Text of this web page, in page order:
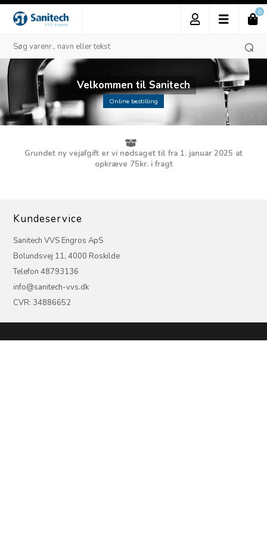
0
Velkommen til Sanitech
Online bestilling
Grundet ny vejafgift er vi nødsaget til fra 1. januar 2025 at
opkræve 75kr. i fragt
Kundeservice
Sanitech VVS Engros ApS
Bolundsvej 11, 4000 Roskilde
Telefon 48793136
info@sanitech-vvs.dk
CVR: 34886652